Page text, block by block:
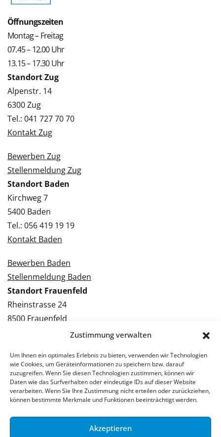
Zustimmung verwalten
Um Ihnen ein optimales Erlebnis zu bieten, verwenden wir Technologien
wie Cookies, um Geräteinformationen zu speichern bzw. darauf
zuzugreifen. Wenn Sie diesen Technologien zustimmen, können wir
Daten wie das Surfverhalten oder eindeutige IDs auf dieser Website
verarbeiten. Wenn Sie Ihre Zustimmung nicht erteilen oder zurückziehen,
können bestimmte Merkmale und Funktionen beeinträchtigt werden.
Akzeptieren
Öffnungszeiten
Montag – Freitag
07.45 – 12.00 Uhr
13.15 – 17.30 Uhr
Standort Zug
Alpenstr. 14
6300 Zug
Tel.: 041 727 70 70
Kontakt Zug
Bewerben Zug
Stellenmeldung Zug
Standort Baden
Kirchweg 7
5400 Baden
Tel.: 056 419 19 19
Kontakt Baden
Bewerben Baden
Stellenmeldung Baden
Standort Frauenfeld
Rheinstrasse 24
8500 Frauenfeld
Tel.: 052 224 09 09
Bewerben Frauenfeld
Stellenmeldung Frauenfeld
© 2026 Stellenpartner AG